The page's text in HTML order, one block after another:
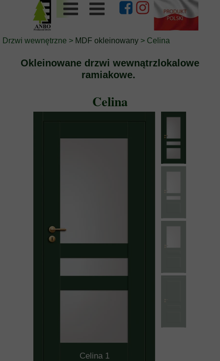
Drzwi wewnętrzne > MDF okleinowany > Celina
Okleinowane drzwi wewnątrzlokalowe
ramiakowe.
Celina
Celina 1